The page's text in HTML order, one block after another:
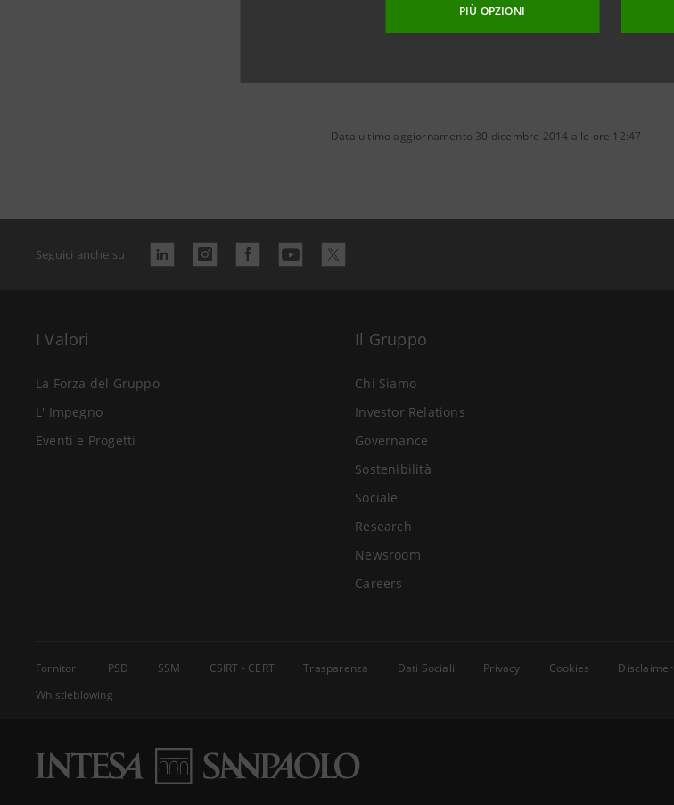
PIÙ OPZIONI
Data ultimo aggiornamento 30 dicembre 2014 alle ore 12:47
Seguici anche su
I Valori
La Forza del Gruppo
L' Impegno
Eventi e Progetti
Il Gruppo
Chi Siamo
Investor Relations
Governance
Sostenibilità
Sociale
Research
Newsroom
Careers
Fornitori PSD SSM CSIRT - CERT Trasparenza Dati Sociali Privacy Cookies Disclaimer
Whistleblowing